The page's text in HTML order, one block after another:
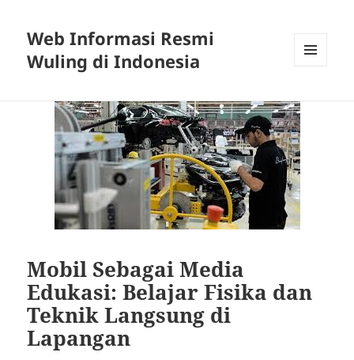
Web Informasi Resmi
Wuling di Indonesia
WIDGET
Mobil Sebagai Media
Edukasi: Belajar Fisika dan
Teknik Langsung di
Lapangan